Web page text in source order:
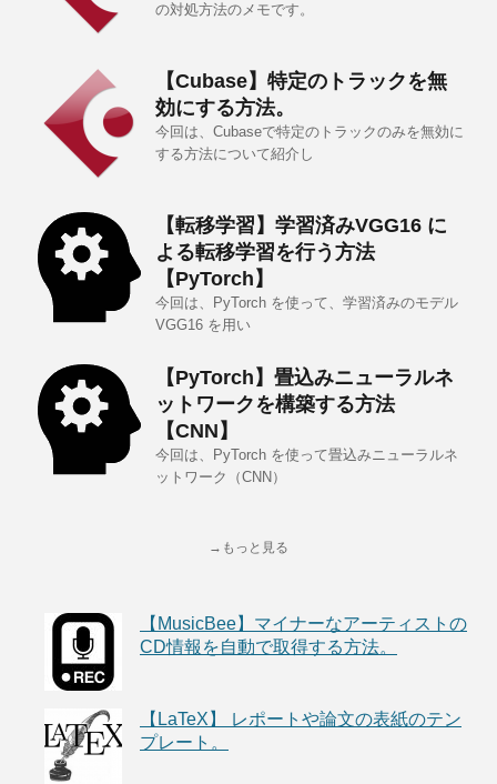
の対処方法のメモです。
【Cubase】特定のトラックを無
効にする方法。
今回は、Cubaseで特定のトラックのみを無効に
する方法について紹介し
【転移学習】学習済みVGG16 に
よる転移学習を行う方法
【PyTorch】
今回は、PyTorch を使って、学習済みのモデル
VGG16 を用い
【PyTorch】畳込みニューラルネ
ットワークを構築する方法
【CNN】
今回は、PyTorch を使って畳込みニューラルネ
ットワーク（CNN）
→もっと見る
【MusicBee】マイナーなアーティストの
CD情報を自動で取得する方法。
【LaTeX】 レポートや論文の表紙のテン
プレート。